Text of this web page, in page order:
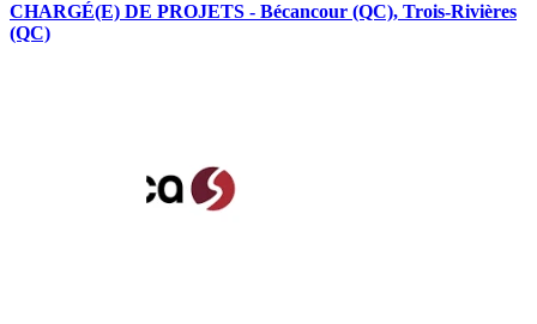
CHARGÉ(E) DE PROJETS - Bécancour (QC), Trois-Rivières
(QC)